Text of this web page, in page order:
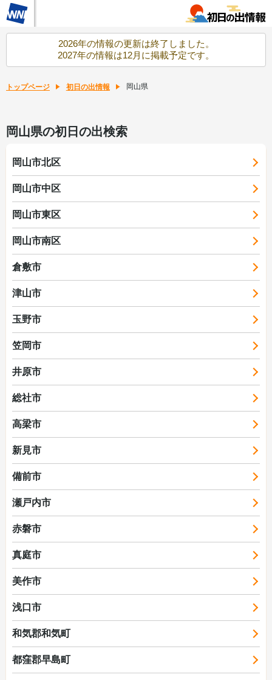
2026年の情報の更新は終了しました。
2027年の情報は12月に掲載予定です。
トップページ 初日の出情報 岡山県
岡山県の初日の出検索
岡山市北区
岡山市中区
岡山市東区
岡山市南区
倉敷市
津山市
玉野市
笠岡市
井原市
総社市
高梁市
新見市
備前市
瀬戸内市
赤磐市
真庭市
美作市
浅口市
和気郡和気町
都窪郡早島町